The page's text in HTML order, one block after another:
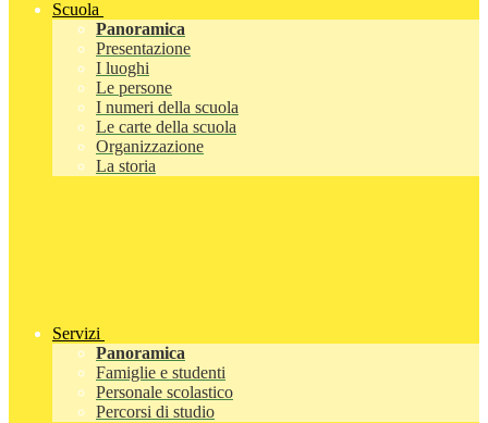
Scuola
Panoramica
Presentazione
I luoghi
Le persone
I numeri della scuola
Le carte della scuola
Organizzazione
La storia
Servizi
Panoramica
Famiglie e studenti
Personale scolastico
Percorsi di studio